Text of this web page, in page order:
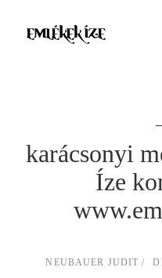
karácsonyi
Íze
NEUBAUER JUDIT